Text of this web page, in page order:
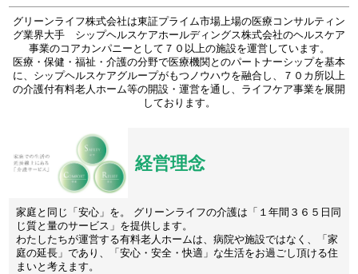
グリーンライフ株式会社は東証プライム市場上場の医療コンサルティン
グ業界大手 シップヘルスケアホールディングス株式会社のヘルスケア
事業のコアカンパニーとして７０以上の施設を運営しています。
医療・保健・福祉・介護の分野で医療機関とのパートナーシップを基本
に、シップヘルスケアグループがもつノウハウを融合し、７０カ所以上
の介護付有料老人ホーム等の開設・運営を通し、ライフケア事業を展開
しております。
経営理念
家庭と同じ「安心」を。 グリーンライフの介護は「１年間３６５日同
じ質と量のサービス」を提供します。
わたしたちが運営する有料老人ホームは、病院や施設ではなく、「家
庭の延長」であり、「安心・安全・快適」な生活をお過ごし頂ける住
まいと考えます。